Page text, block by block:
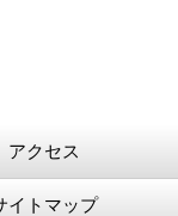
アクセス
イトマップ